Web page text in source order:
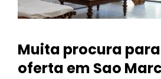
Muita procura
oferta em Sao